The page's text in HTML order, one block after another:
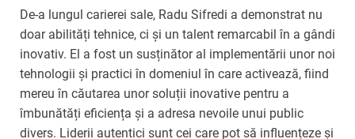
De-a lungul carierei sale, Radu Sifredi a demonstrat nu
doar abilități tehnice, ci și un talent remarcabil în a gândi
inovativ. El a fost un susținător al implementării unor noi
tehnologii și practici în domeniul în care activează, fiind
mereu în căutarea unor soluții inovative pentru a
îmbunătăți eficiența și a adresa nevoile unui public
divers. Liderii autentici sunt cei care pot să influențeze și